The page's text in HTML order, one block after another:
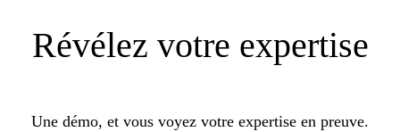
Révélez votre expertise
Une démo, et vous voyez votre expertise en preuve.